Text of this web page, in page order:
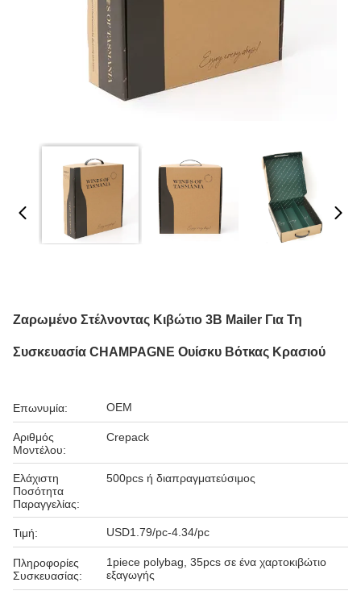
Ζαρωμένο Στέλνοντας Κιβώτιο 3B Mailer Για Τη
Συσκευασία CHAMPAGNE Ουίσκυ Βότκας Κρασιού
Επωνυμία: OEM
Αριθμός
Μοντέλου:
Crepack
Ελάχιστη
Ποσότητα
Παραγγελίας:
500pcs ή διαπραγματεύσιμος
Τιμή: USD1.79/pc-4.34/pc
Πληροφορίες
Συσκευασίας:
1piece polybag, 35pcs σε ένα χαρτοκιβώτιο
εξαγωγής